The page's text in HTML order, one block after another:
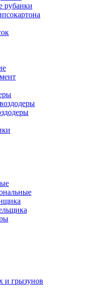
рубанки
и грызунов